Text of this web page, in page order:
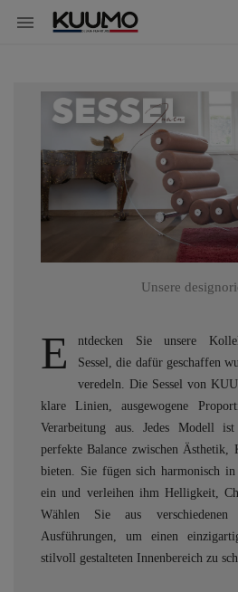

Unsere
E
ntdecken Sie unsere
Sessel, die dafür geschaffen
veredeln. Die Sessel von
klare Linien, ausgewogene
Verarbeitung aus. Jedes Modell
perfekte Balance zwischen
bieten. Sie fügen sich harmonisch
ein und verleihen ihm Helligkeit,
Wählen Sie aus
Ausführungen, um einen
stilvoll gestalteten Innenbereich zu